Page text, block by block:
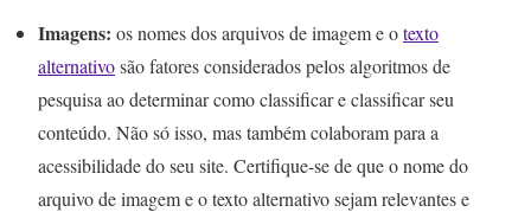
Imagens: os nomes dos arquivos de imagem e otexto
alternativosão fatores considerados pelos algoritmos de
pesquisa ao determinar como classificar e classificar seu
conteúdo. Não só isso, mas também colaboram para a
acessibilidade do seu site. Certifique-se de que o nome do
arquivo de imagem e o texto alternativo sejam relevantes e